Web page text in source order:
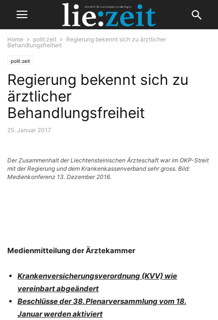
Home polit:zeit
Regierung bekennt sich zu ärztlicher
Behandlungsfreiheit
polit:zeit
Regierung bekennt sich zu
ärztlicher
Behandlungsfreiheit
25. Januar 2017
Der Zusammenhalt der Liechtensteinischen Ärzteschaft war im OKP-Streit
mit der Regierung und dem Krankenkassenverband sehr gross. Bild:
Medienkonferenz 13. Dezember 2016.
Medienmitteilung der Ärztekammer
Krankenversicherungsverordnung (KVV) wie
vereinbart abgeändert
Beschlüsse der 38. Plenarversammlung vom 18.
Januar werden aktiviert